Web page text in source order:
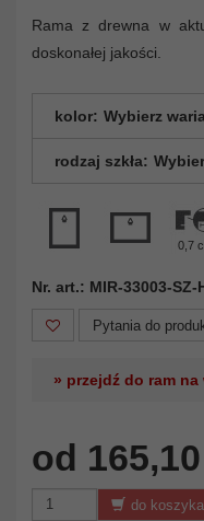
Rama z drewna w
doskonałej jakości.
kolor: Wybierz
rodzaj szkła:
0,7
Nr. art.: MIR-33003-SZ-
Pytania do
» przejdź do ram na
od 165,10
do koszyka